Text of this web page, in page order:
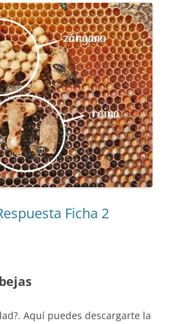
Ficha 2
Aquí puedes descargarte la